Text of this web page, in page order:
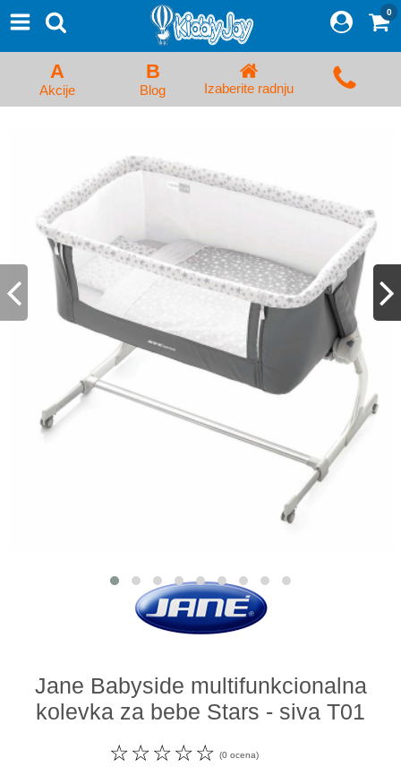
Proizvodi
Početna Prijava/Registracija
Kolica za bebe i dečija kolica
Auto sedišta za decu i bebe
Kreveci, ljuljaške i ležaljke
Kadice, noše i adapteri
Hranilice, flašice i cucle
Monitori, Ogradice i tricikli
Posteljine, vrećice i baldahini
Odeća i obuća
0
A
Akcije
B
Blog Izaberite radnju
Jane Babyside multifunkcionalna
kolevka za bebe Stars - siva T01
☆
☆
☆
☆
☆ (0 ocena)